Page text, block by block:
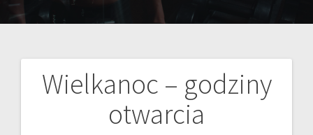
Wielkanoc – godziny
otwarcia